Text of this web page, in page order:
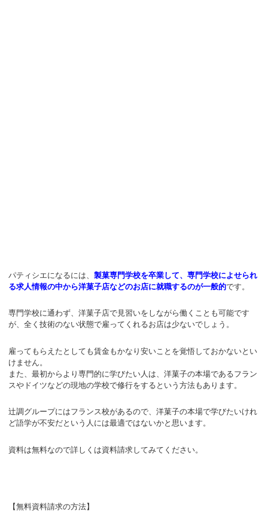
パティシエになるには、製菓専門学校を卒業して、専門学校によせられ
る求人情報の中から洋菓子店などのお店に就職するのが一般的です。
専門学校に通わず、洋菓子店で見習いをしながら働くことも可能です
が、全く技術のない状態で雇ってくれるお店は少ないでしょう。
雇ってもらえたとしても賃金もかなり安いことを覚悟しておかないとい
けません。
また、最初からより専門的に学びたい人は、洋菓子の本場であるフラン
スやドイツなどの現地の学校で修行をするという方法もあります。
辻調グループにはフランス校があるので、洋菓子の本場で学びたいけれ
ど語学が不安だという人には最適ではないかと思います。
資料は無料なので詳しくは資料請求してみてください。
【無料資料請求の方法】